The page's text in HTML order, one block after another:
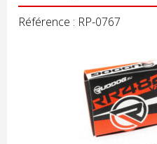
Référence : RP-0767